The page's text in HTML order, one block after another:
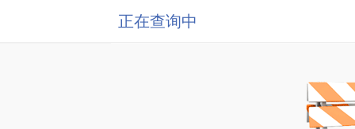
正在查询中